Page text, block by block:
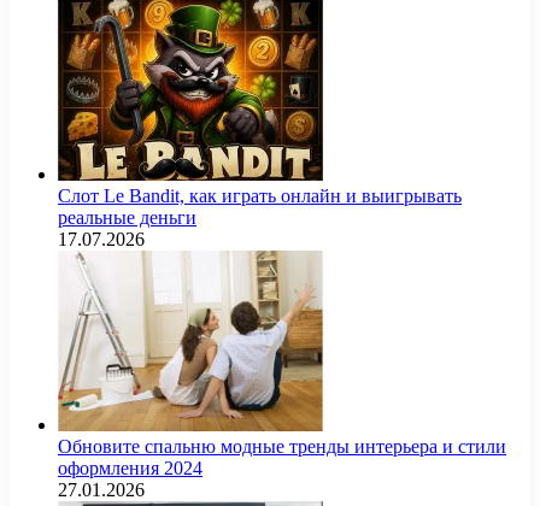
Слот Le Bandit, как играть онлайн и выигрывать
реальные деньги
17.07.2026
Обновите спальню модные тренды интерьера и стили
оформления 2024
27.01.2026